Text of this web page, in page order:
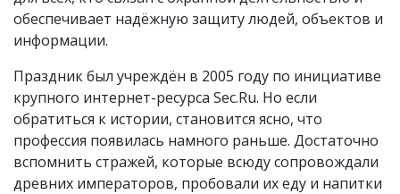
обеспечивает надёжную защиту людей, объектов и
информации.
Праздник был учреждён в 2005 году по инициативе
крупного интернет-ресурса Sec.Ru. Но если
обратиться к истории, становится ясно, что
профессия появилась намного раньше. Достаточно
вспомнить стражей, которые всюду сопровождали
древних императоров, пробовали их еду и напитки